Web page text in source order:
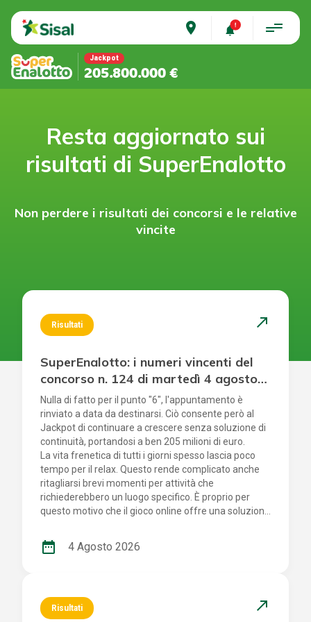
place
Jackpot
205.800.000 €
Resta aggiornato sui
risultati di SuperEnalotto
Non perdere i risultati dei concorsi e le relative
vincite
Risultati north_east
SuperEnalotto: i numeri vincenti del
concorso n. 124 di martedì 4 agosto
2026
Nulla di fatto per il punto "6", l'appuntamento è
rinviato a data da destinarsi. Ciò consente però al
Jackpot di continuare a crescere senza soluzione di
continuità, portandosi a ben 205 milioni di euro.
La vita frenetica di tutti i giorni spesso lascia poco
tempo per il relax. Questo rende complicato anche
ritagliarsi brevi momenti per attività che
richiederebbero un luogo specifico. È proprio per
questo motivo che il gioco online offre una soluzione
la propria giocata ovunque ci si trovi, senza la
necessità di recarsi fisicamente nei punti vendita
fortunati di oggi! La combinazione vincente del
date_range 4 Agosto 2026
Risultati north_east